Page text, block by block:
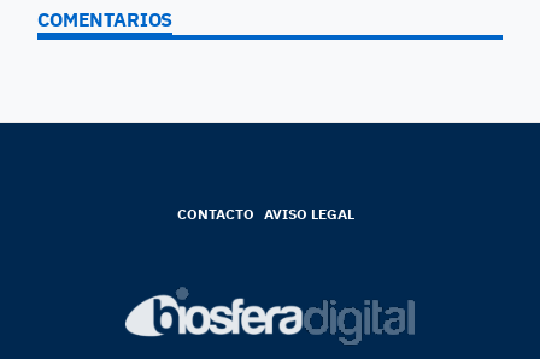
COMENTARIOS
CONTACTO AVISO LEGAL